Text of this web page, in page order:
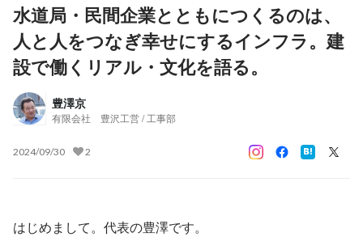
水道局・民間企業とともにつくるのは、
人と人をつなぎ幸せにするインフラ。建
設で働くリアル・文化を語る。
豊澤京
有限会社 豊沢工営 / 工事部
2024/09/30 2
はじめまして。代表の豊澤です。